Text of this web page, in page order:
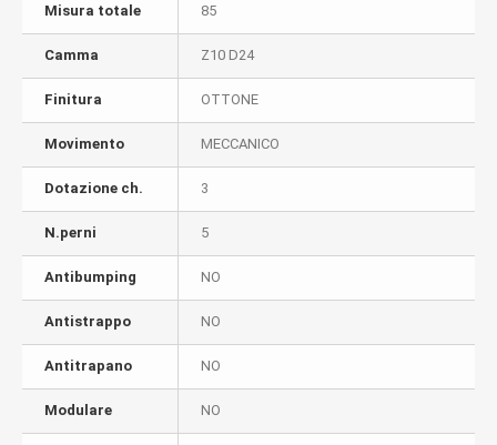
Misura totale 85
Camma Z10 D24
Finitura OTTONE
Movimento MECCANICO
Dotazione ch. 3
N.perni 5
Antibumping NO
Antistrappo NO
Antitrapano NO
Modulare NO